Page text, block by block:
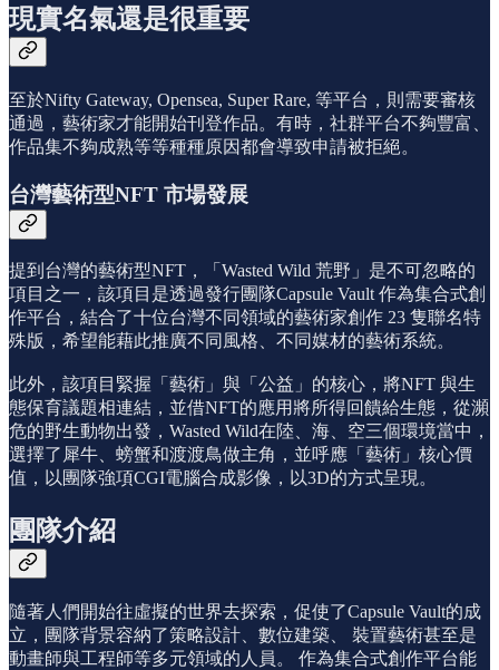
現實名氣還是很重要
至於Nifty Gateway, Opensea, Super Rare, 等平台，則需要審核
通過，藝術家才能開始刊登作品。有時，社群平台不夠豐富、
作品集不夠成熟等等種種原因都會導致申請被拒絕。
台灣藝術型NFT 市場發展
提到台灣的藝術型NFT，「Wasted Wild 荒野」是不可忽略的
項目之一，該項目是透過發行團隊Capsule Vault 作為集合式創
作平台，結合了十位台灣不同領域的藝術家創作 23 隻聯名特
殊版，希望能藉此推廣不同風格、不同媒材的藝術系統。
此外，該項目緊握「藝術」與「公益」的核心，將NFT 與生
態保育議題相連結，並借NFT的應用將所得回饋給生態，從瀕
危的野生動物出發，Wasted Wild在陸、海、空三個環境當中，
選擇了犀牛、螃蟹和渡渡鳥做主角，並呼應「藝術」核心價
值，以團隊強項CGI電腦合成影像，以3D的方式呈現。
團隊介紹
隨著人們開始往虛擬的世界去探索，促使了Capsule Vault的成
立，團隊背景容納了策略設計、數位建築、 裝置藝術甚至是
動畫師與工程師等多元領域的人員。 作為集合式創作平台能